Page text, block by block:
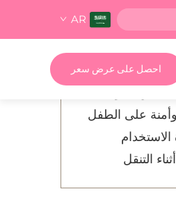
AR
احصل على عرض سعر
التنقل